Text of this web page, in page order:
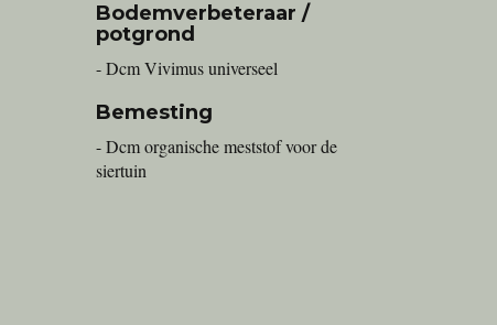
Bodemverbeteraar /
potgrond
- Dcm Vivimus universeel
Bemesting
- Dcm organische meststof voor de
siertuin